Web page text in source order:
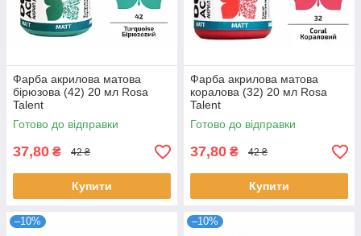
Фарба акрилова матова
бірюзова (42) 20 мл Rosa
Talent
Готово до відправки
37,80 ₴ 42 ₴
Купити
Фарба акрилова матова
коралова (32) 20 мл Rosa
Talent
Готово до відправки
37,80 ₴ 42 ₴
Купити
–10% –10%